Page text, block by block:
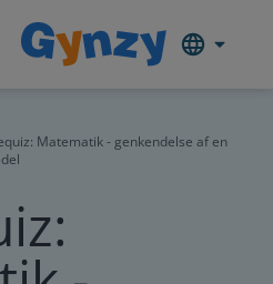
Matematik - genkendelse af en